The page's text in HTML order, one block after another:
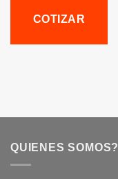
COTIZAR
QUIENES SOMOS?